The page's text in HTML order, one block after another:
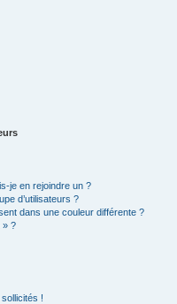
je en rejoindre un ?
d’utilisateurs ?
dans une couleur différente ?
» ?
!